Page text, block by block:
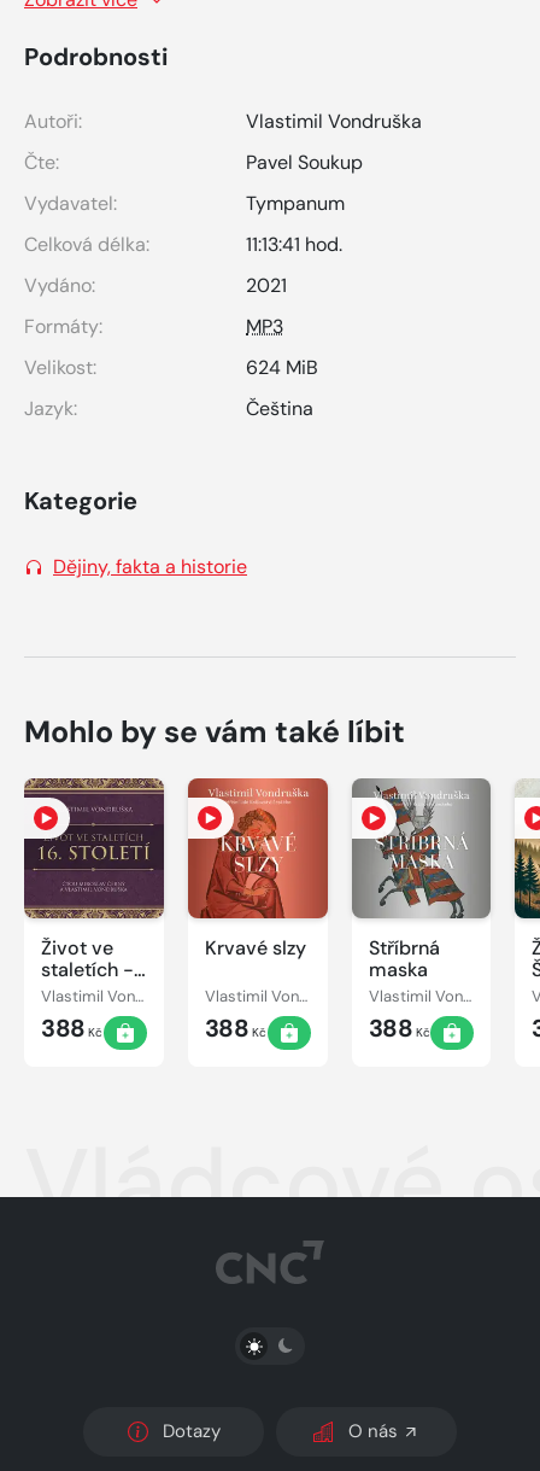
Podrobnosti
Autoři:
Vlastimil Vondruška
Čte:
Pavel Soukup
Vydavatel:
Tympanum
Celková délka:
11:13:41 hod.
Vydáno:
2021
Formáty:
MP3
Velikost:
624 MiB
Jazyk:
Čeština
Kategorie
Dějiny, fakta a historie
Mohlo by se vám také líbit
Život ve
staletích -
16. století Vlastimil Vondruška
388 Kč
Krvavé slzy
Vlastimil Vondruška
388 Kč
Stříbrná
maska
Vlastimil Vondruška
388 Kč
Vládcové
PŘEPNOUT SVĚTLÝ/TMAVÝ REŽIM
Dotazy O nás